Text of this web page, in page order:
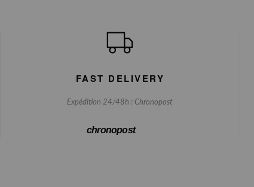
FAST DELIVERY
Expédition 24/48h : Chronopost
chronopost